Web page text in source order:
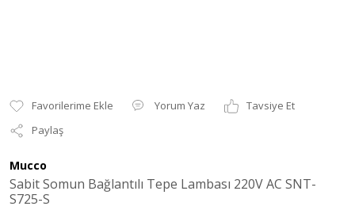
Yorum Yaz
Tavsiye Et
Paylaş
Mucco
Sabit Somun Bağlantılı Tepe Lambası 220V AC SNT-
S725-S